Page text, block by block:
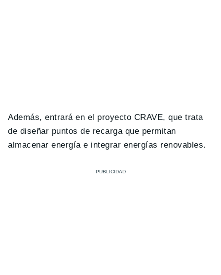
Además, entrará en el proyecto CRAVE, que trata
de diseñar puntos de recarga que permitan
almacenar energía e integrar energías renovables.